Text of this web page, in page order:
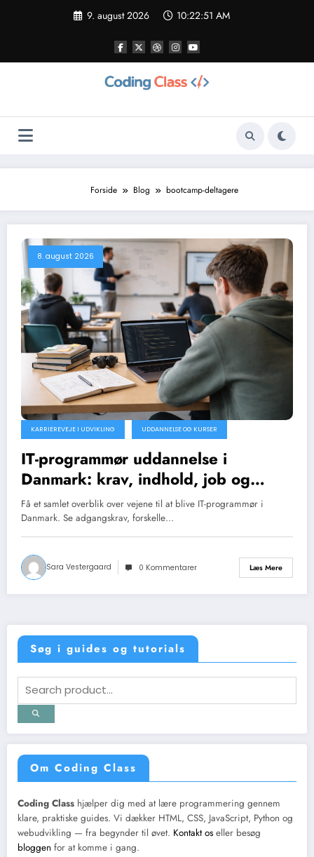
9. august 2026 10:22:52 AM
Forside Blog bootcamp-deltagere
8. august 2026
KARRIEREVEJE I UDVIKLING UDDANNELSE OG KURSER
IT-programmør uddannelse i
Danmark: krav, indhold, job og
alternativer
Få et samlet overblik over vejene til at blive IT-programmør i
Danmark. Se adgangskrav, forskelle…
Sara Vestergaard 0 Kommentarer Læs Mere
Søg i guides og tutorials
Om Coding Class
Coding Class hjælper dig med at lære programmering gennem
klare, praktiske guides. Vi dækker HTML, CSS, JavaScript, Python og
webudvikling — fra begynder til øvet. Kontakt os eller besøg
bloggen for at komme i gang.